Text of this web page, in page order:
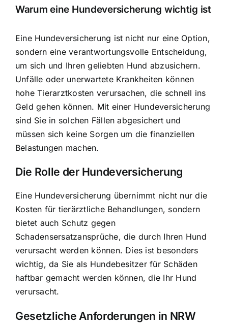
Warum eine Hundeversicherung wichtig ist
Eine Hundeversicherung ist nicht nur eine Option,
sondern eine verantwortungsvolle Entscheidung,
um sich und Ihren geliebten Hund abzusichern.
Unfälle oder unerwartete Krankheiten können
hohe Tierarztkosten verursachen, die schnell ins
Geld gehen können. Mit einer Hundeversicherung
sind Sie in solchen Fällen abgesichert und
müssen sich keine Sorgen um die finanziellen
Belastungen machen.
Die Rolle der Hundeversicherung
Eine Hundeversicherung übernimmt nicht nur die
Kosten für tierärztliche Behandlungen, sondern
bietet auch Schutz gegen
Schadensersatzansprüche, die durch Ihren Hund
verursacht werden können. Dies ist besonders
wichtig, da Sie als Hundebesitzer für Schäden
haftbar gemacht werden können, die Ihr Hund
verursacht.
Gesetzliche Anforderungen in NRW